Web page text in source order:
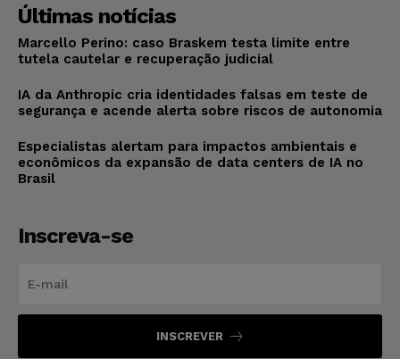
Últimas notícias
Marcello Perino: caso Braskem testa limite entre
tutela cautelar e recuperação judicial
IA da Anthropic cria identidades falsas em teste de
segurança e acende alerta sobre riscos de autonomia
Especialistas alertam para impactos ambientais e
econômicos da expansão de data centers de IA no
Brasil
Inscreva-se
INSCREVER